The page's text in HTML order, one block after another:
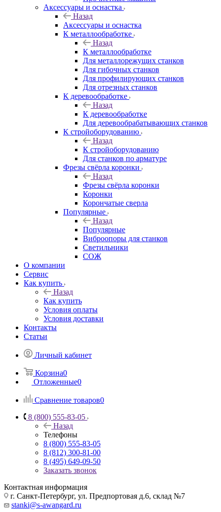
Аксeccyapы и оснастка
Назад
Аксeccyapы и оснастка
К металлообработке
Назад
К металлообработке
Для металлорежущих станков
Для гибочных станков
Для профилирующих станков
Для отрезных станков
К деревообработке
Назад
К деревообработке
Для деревообрабатывающих станков
К стройоборудованию
Назад
К стройоборудованию
Для станков по арматуре
Фрезы свёрла коронки
Назад
Фрезы свёрла коронки
Коронки
Корончатые сверла
Популярные
Назад
Популярные
Виброопоры для станков
Светильники
СОЖ
О компании
Сервис
Как купить
Назад
Как купить
Условия оплаты
Условия доставки
Контакты
Статьи
Личный кабинет
Корзина0
Отложенные0
Сравнение товаров0
8 (800) 555-83-05
Назад
Телефоны
8 (800) 555-83-05
8 (812) 300-81-00
8 (495) 649-09-50
Заказать звонок
Контактная информация
г. Санкт-Петербург, ул. Предпортовая д.6, склад №7
stanki@s-awangard.ru